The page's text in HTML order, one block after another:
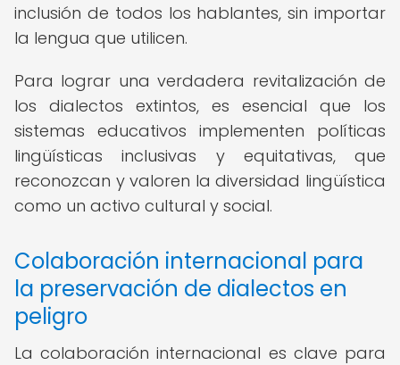
inclusión de todos los hablantes, sin importar
la lengua que utilicen.
Para lograr una verdadera revitalización de
los dialectos extintos, es esencial que los
sistemas educativos implementen políticas
lingüísticas inclusivas y equitativas, que
reconozcan y valoren la diversidad lingüística
como un activo cultural y social.
Colaboración internacional para
la preservación de dialectos en
peligro
La colaboración internacional es clave para